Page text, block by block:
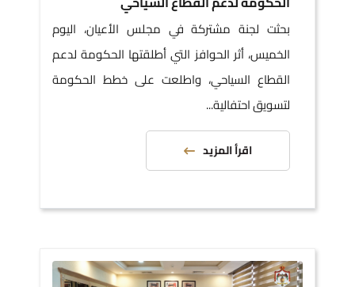
بحثت لجنة مشتركة في مجلس الأعيان، اليوم
الخميس، أثر الحوافز التي أطلقتها الحكومة لدعم
القطاع السياحي، واطلعت على خطط الحكومة
لتسويق احتفالية...
اقرأ المزيد